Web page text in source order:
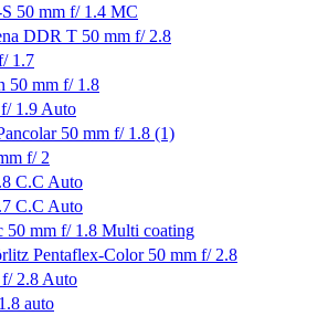
50 mm f/ 1.4 MC
DDR T 50 mm f/ 2.8
1.7
50 mm f/ 1.8
1.9 Auto
50 mm f/ 1.8 (1)
f/ 2
C.C Auto
C.C Auto
50 mm f/ 1.8 Multi coating
Pentaflex-Color 50 mm f/ 2.8
2.8 Auto
auto